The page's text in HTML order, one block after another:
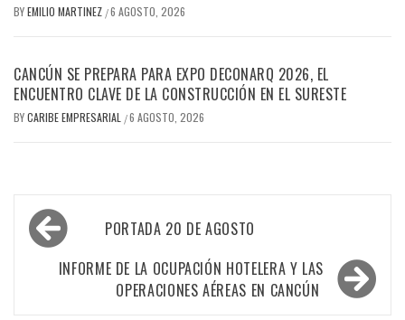
BYEMILIO MARTINEZ /6 AGOSTO, 2026
CANCÚN SE PREPARA PARA EXPO DECONARQ 2026, EL
ENCUENTRO CLAVE DE LA CONSTRUCCIÓN EN EL SURESTE
BYCARIBE EMPRESARIAL /6 AGOSTO, 2026
Navegación
de
entradas
PORTADA 20 DE AGOSTO
INFORME DE LA OCUPACIÓN HOTELERA Y LAS
OPERACIONES AÉREAS EN CANCÚN